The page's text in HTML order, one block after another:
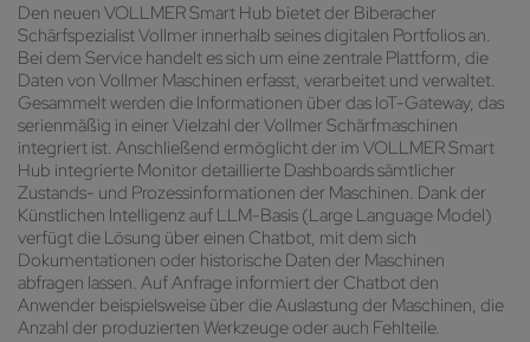
Den neuen VOLLMER Smart Hub bietet der Biberacher
Schärfspezialist Vollmer innerhalb seines digitalen Portfolios an.
Bei dem Service handelt es sich um eine zentrale Plattform, die
Daten von Vollmer Maschinen erfasst, verarbeitet und verwaltet.
Gesammelt werden die Informationen über das IoT-Gateway, das
serienmäßig in einer Vielzahl der Vollmer Schärfmaschinen
integriert ist. Anschließend ermöglicht der im VOLLMER Smart
Hub integrierte Monitor detaillierte Dashboards sämtlicher
Zustands- und Prozessinformationen der Maschinen. Dank der
Künstlichen Intelligenz auf LLM-Basis (Large Language Model)
verfügt die Lösung über einen Chatbot, mit dem sich
Dokumentationen oder historische Daten der Maschinen
abfragen lassen. Auf Anfrage informiert der Chatbot den
Anwender beispielsweise über die Auslastung der Maschinen, die
Anzahl der produzierten Werkzeuge oder auch Fehlteile.